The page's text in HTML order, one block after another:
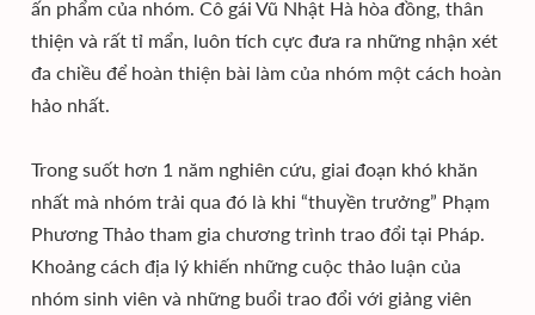
ấn phẩm của nhóm. Cô gái Vũ Nhật Hà hòa đồng, thân
thiện và rất tỉ mẩn, luôn tích cực đưa ra những nhận xét
đa chiều để hoàn thiện bài làm của nhóm một cách hoàn
hảo nhất.
Trong suốt hơn 1 năm nghiên cứu, giai đoạn khó khăn
nhất mà nhóm trải qua đó là khi “thuyền trưởng” Phạm
Phương Thảo tham gia chương trình trao đổi tại Pháp.
Khoảng cách địa lý khiến những cuộc thảo luận của
nhóm sinh viên và những buổi trao đổi với giảng viên